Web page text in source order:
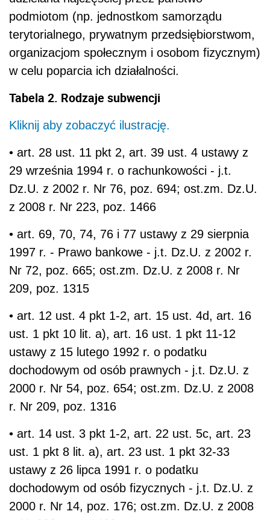
podmiotom (np. jednostkom samorządu
terytorialnego, prywatnym przedsiębiorstwom,
organizacjom społecznym i osobom fizycznym)
w celu poparcia ich działalności.
Tabela 2. Rodzaje subwencji
Kliknij aby zobaczyć ilustrację.
• art. 28 ust. 11 pkt 2, art. 39 ust. 4 ustawy z
29 września 1994 r. o rachunkowości - j.t.
Dz.U. z 2002 r. Nr 76, poz. 694; ost.zm. Dz.U.
z 2008 r. Nr 223, poz. 1466
• art. 69, 70, 74, 76 i 77 ustawy z 29 sierpnia
1997 r. - Prawo bankowe - j.t. Dz.U. z 2002 r.
Nr 72, poz. 665; ost.zm. Dz.U. z 2008 r. Nr
209, poz. 1315
• art. 12 ust. 4 pkt 1-2, art. 15 ust. 4d, art. 16
ust. 1 pkt 10 lit. a), art. 16 ust. 1 pkt 11-12
ustawy z 15 lutego 1992 r. o podatku
dochodowym od osób prawnych - j.t. Dz.U. z
2000 r. Nr 54, poz. 654; ost.zm. Dz.U. z 2008
r. Nr 209, poz. 1316
• art. 14 ust. 3 pkt 1-2, art. 22 ust. 5c, art. 23
ust. 1 pkt 8 lit. a), art. 23 ust. 1 pkt 32-33
ustawy z 26 lipca 1991 r. o podatku
dochodowym od osób fizycznych - j.t. Dz.U. z
2000 r. Nr 14, poz. 176; ost.zm. Dz.U. z 2008